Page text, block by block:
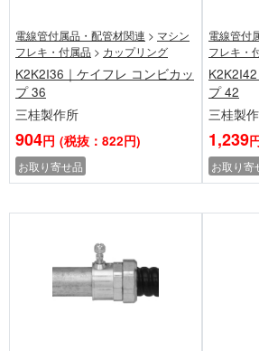
電線管付属品・配管材関連 > マシン
フレキ・付属品 > カップリング
K2K2I36｜ケイフレ コンビカッ
プ 36
三桂製作所
904円 (税抜：822円)
お取り寄せ品
電線管付
フレキ・
プ 42
三桂製
1,239
お取り寄